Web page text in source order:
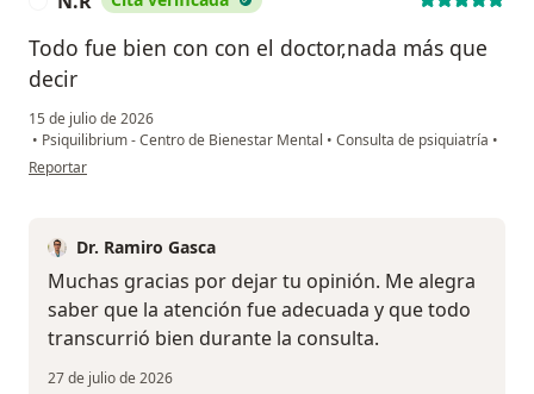
Todo fue bien con con el doctor,nada más que
decir
15 de julio de 2026
• Psiquilibrium - Centro de Bienestar Mental • Consulta de psiquiatría •
en opinión del usuario N.R
Reportar
Dr. Ramiro Gasca
Muchas gracias por dejar tu opinión. Me alegra
saber que la atención fue adecuada y que todo
transcurrió bien durante la consulta.
27 de julio de 2026